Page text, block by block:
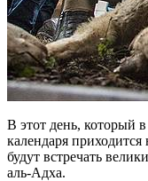
В этот день, который
календаря приходится
будут встречать
аль-Адха.